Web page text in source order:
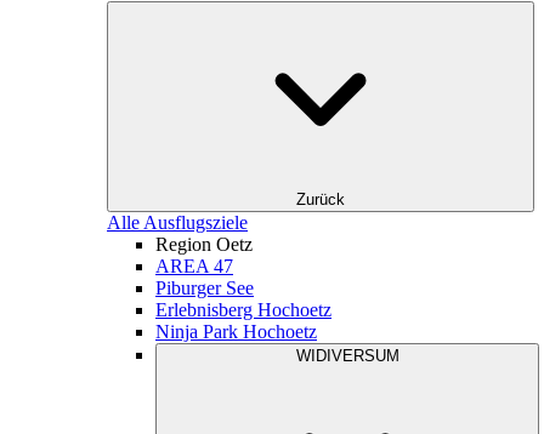
Zurück
Alle Ausflugsziele
Region Oetz
AREA 47
Piburger See
Erlebnisberg Hochoetz
Ninja Park Hochoetz
WIDIVERSUM